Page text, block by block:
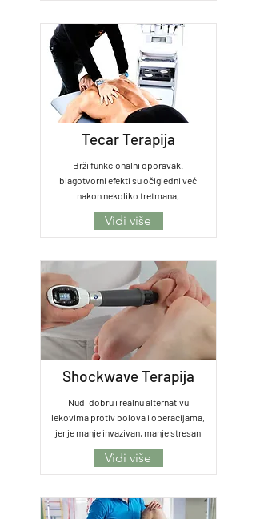
Tecar Terapija
Brži funkcionalni oporavak.
blagotvorni efekti su očigledni već
nakon nekoliko tretmana,
Vidi više
Shockwave Terapija
Nudi dobru i realnu alternativu
lekovima protiv bolova i operacijama,
jer je manje invazivan, manje stresan
Vidi više